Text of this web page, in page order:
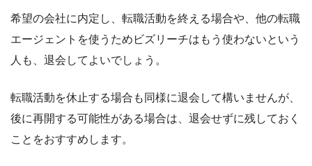
希望の会社に内定し、転職活動を終える場合や、 他の転職
エージェントを使うためビズリーチはもう使わないという
人も、退会してよいでしょう。
転職活動を休止する場合も同様に退会して構いませんが、
後に再開する可能性がある場合は、退会せずに残しておく
ことをおすすめします。